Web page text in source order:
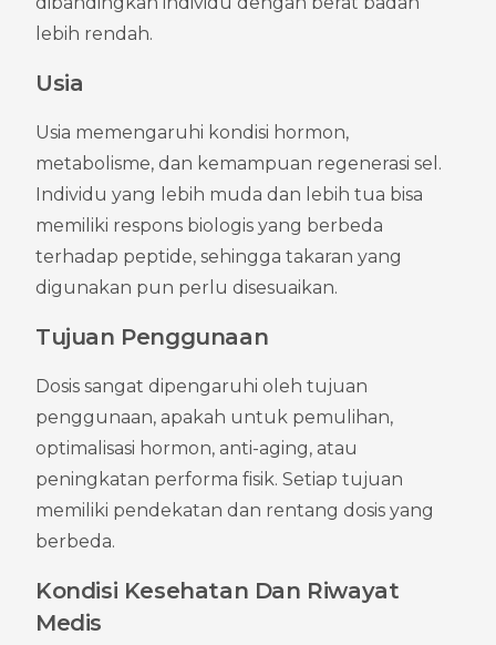
lebih rendah.
Usia
Usia memengaruhi kondisi hormon,
metabolisme, dan kemampuan regenerasi sel.
Individu yang lebih muda dan lebih tua bisa
memiliki respons biologis yang berbeda
terhadap peptide, sehingga takaran yang
digunakan pun perlu disesuaikan.
Tujuan Penggunaan
Dosis sangat dipengaruhi oleh tujuan
penggunaan, apakah untuk pemulihan,
optimalisasi hormon, anti-aging, atau
peningkatan performa fisik. Setiap tujuan
memiliki pendekatan dan rentang dosis yang
berbeda.
Kondisi Kesehatan Dan Riwayat
Medis